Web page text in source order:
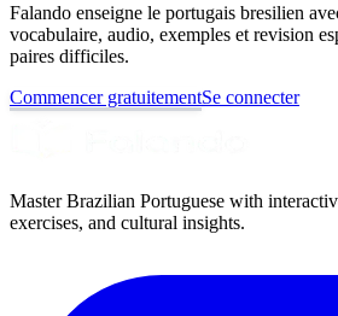
Falando enseigne le portugais bresilien
vocabulaire, audio, exemples et revision
paires difficiles.
Commencer gratuitementSe connecter
Master Brazilian Portuguese with
exercises, and cultural insights.